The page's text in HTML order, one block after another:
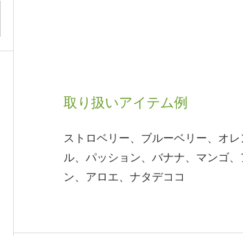
取り扱いアイテム例
ストロベリー、ブルーベリー、オ
ル、パッション、バナナ、マンゴ
ン、アロエ、ナタデココ